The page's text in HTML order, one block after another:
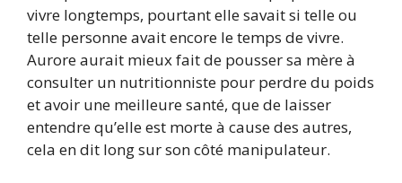
vivre longtemps, pourtant elle savait si telle ou
telle personne avait encore le temps de vivre.
Aurore aurait mieux fait de pousser sa mère à
consulter un nutritionniste pour perdre du poids
et avoir une meilleure santé, que de laisser
entendre qu’elle est morte à cause des autres,
cela en dit long sur son côté manipulateur.